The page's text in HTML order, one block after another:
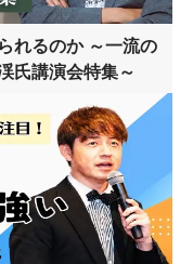
れるのか ～一流の
氏講演会特集～